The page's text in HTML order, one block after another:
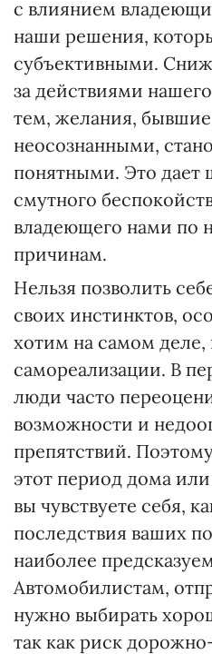
с влиянием
наши решения,
субъективными.
за действиями
тем, желания, бывшие
неосознанными,
понятными. Это дает
смутного
владеющего нами по
причинам.
Нельзя позволить
своих инстинктов,
хотим на самом деле,
самореализации. В
люди часто
возможности и
препятствий.
этот период дома
вы чувствуете себя,
последствия ваших
наиболее
Автомобилистам,
нужно выбирать
так как риск